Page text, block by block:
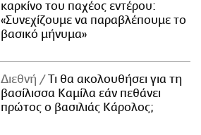
καρκίνο του παχέος εντέρου:
«Συνεχίζουμε να παραβλέπουμε το
βασικό μήνυμα»
Διεθνή
Τι θα ακολουθήσει για τη
βασίλισσα Καμίλα εάν πεθάνει
πρώτος ο βασιλιάς Κάρολος;